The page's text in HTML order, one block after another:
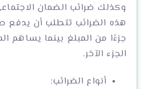
وكذلك ضرائب الضمان
هذه الضرائب تتطلب أن يدفع
جزءًا من المبلغ بينما يساهم
الجزء الآخر.
أنواع الضرائب: